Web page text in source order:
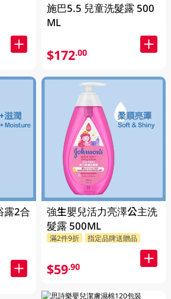
露2合
施巴5.5 兒童洗髮露 500
ML
$172.00
強生嬰兒活力亮澤公主洗
髮露 500ML
滿2件9折 指定品牌送贈品
$59.90